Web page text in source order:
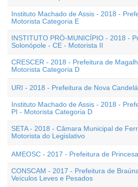
Instituto Machado de Assis - 2018 -
Motorista Categoria E
INSTITUTO PRÓ-MUNICÍPIO - 2018 -
Solonópole - CE - Motorista II
CRESCER - 2018 - Prefeitura de
Motorista Categoria D
URI - 2018 - Prefeitura de Nova
Instituto Machado de Assis - 2018 -
PI - Motorista Categoria D
SETA - 2018 - Câmara Municipal de
Motorista do Legislativo
AMEOSC - 2017 - Prefeitura de
CONSCAM - 2017 - Prefeitura de
Veículos Leves e Pesados